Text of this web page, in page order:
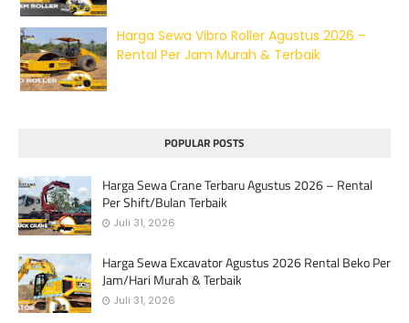
Harga Sewa Vibro Roller Agustus 2026 –
Rental Per Jam Murah & Terbaik
POPULAR POSTS
Harga Sewa Crane Terbaru Agustus 2026 – Rental
Per Shift/Bulan Terbaik
Juli 31, 2026
Harga Sewa Excavator Agustus 2026 Rental Beko Per
Jam/Hari Murah & Terbaik
Juli 31, 2026